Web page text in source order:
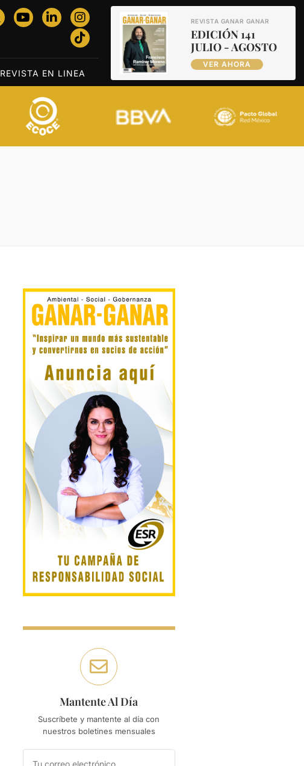
REVISTA EN LINEA
REVISTA GANAR GANAR
EDICIÓN 141
JULIO - AGOSTO
VER AHORA
Mantente Al Día
Suscríbete y mantente al día con
nuestros boletines mensuales